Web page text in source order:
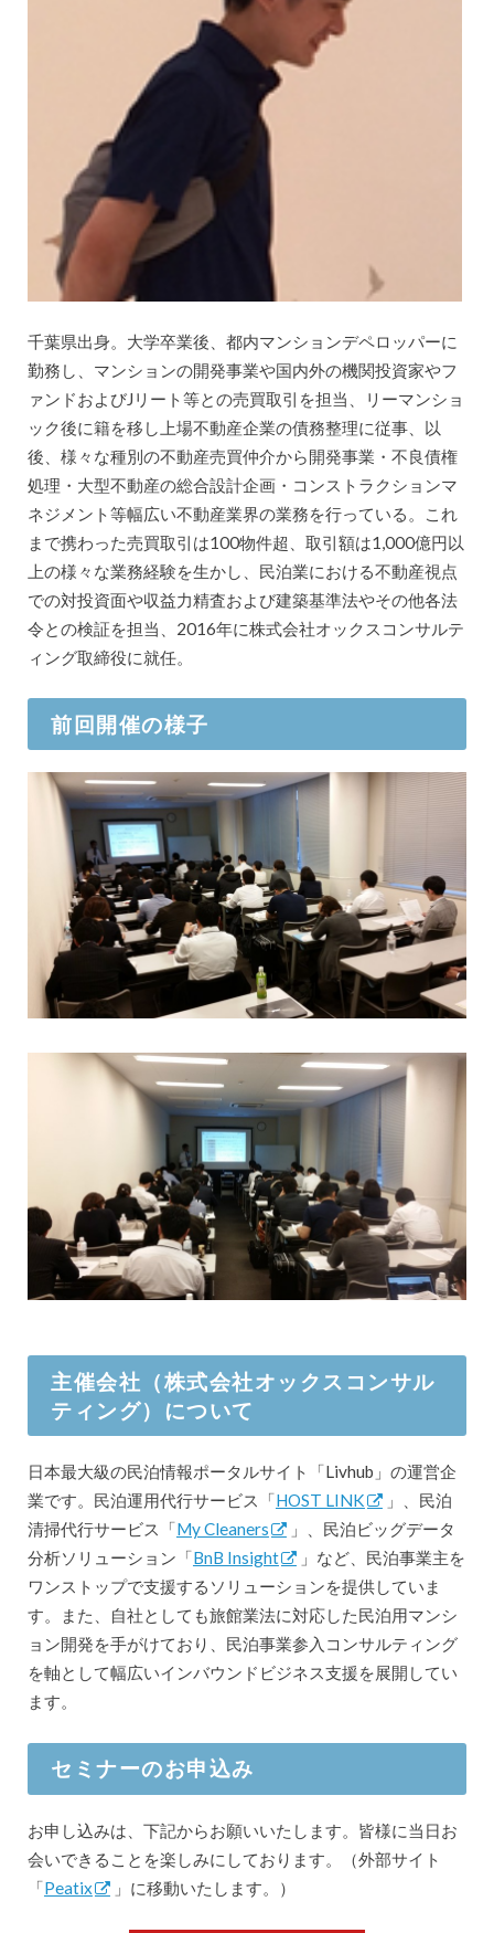
千葉県出身。大学卒業後、都内マンションデペロッパーに
勤務し、マンションの開発事業や国内外の機関投資家やフ
ァンドおよびJリート等との売買取引を担当、リーマンショ
ック後に籍を移し上場不動産企業の債務整理に従事、以
後、様々な種別の不動産売買仲介から開発事業・不良債権
処理・大型不動産の総合設計企画・コンストラクションマ
ネジメント等幅広い不動産業界の業務を行っている。これ
まで携わった売買取引は100物件超、取引額は1,000億円以
上の様々な業務経験を生かし、民泊業における不動産視点
での対投資面や収益力精査および建築基準法やその他各法
令との検証を担当、2016年に株式会社オックスコンサルテ
ィング取締役に就任。
前回開催の様子
主催会社（株式会社オックスコンサル
ティング）について
日本最大級の民泊情報ポータルサイト「Livhub」の運営企
業です。民泊運用代行サービス「HOST LINK
」、民泊
清掃代行サービス「My Cleaners
」、民泊ビッグデータ
分析ソリューション「BnB Insight
」など、民泊事業主を
ワンストップで支援するソリューションを提供していま
す。また、自社としても旅館業法に対応した民泊用マンシ
ョン開発を手がけており、民泊事業参入コンサルティング
を軸として幅広いインバウンドビジネス支援を展開してい
ます。
セミナーのお申込み
お申し込みは、下記からお願いいたします。皆様に当日お
会いできることを楽しみにしております。（外部サイト
「Peatix 」に移動いたします。）